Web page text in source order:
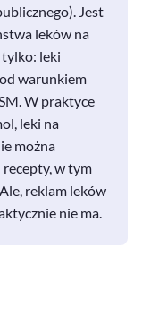
Jest
leków na
tylko: leki
warunkiem
W praktyce
leki na
można
w tym
reklam leków
nie ma.